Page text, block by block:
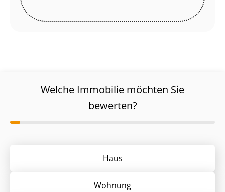
Welche Immobilie möchten Sie
bewerten?
Haus
Wohnung